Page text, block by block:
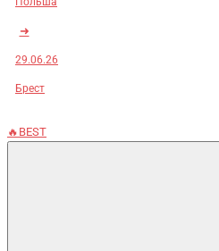
➜
29.06.26
Брест
🔥BEST